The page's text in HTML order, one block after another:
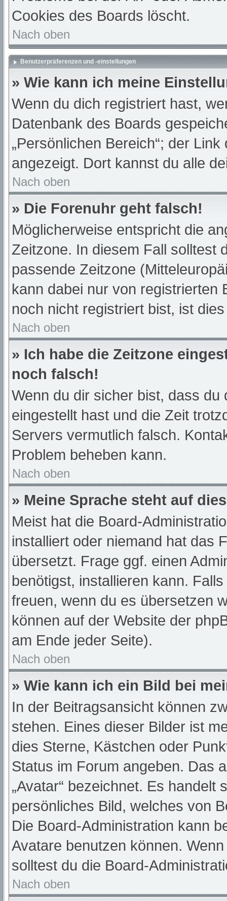
Cookies des Boards löscht.
Nach oben
Benutzerpräferenzen und -einstellungen
» Wie kann ich meine
Wenn du dich registriert hast,
Datenbank des Boards
„Persönlichen Bereich“; der
angezeigt. Dort kannst du alle
Nach oben
» Die Forenuhr geht falsch!
Möglicherweise entspricht die
Zeitzone. In diesem Fall solltest
passende Zeitzone
kann dabei nur von registrierten
noch nicht registriert bist, ist
Nach oben
» Ich habe die Zeitzone
noch falsch!
Wenn du dir sicher bist, dass
eingestellt hast und die Zeit
Servers vermutlich falsch.
Problem beheben kann.
Nach oben
» Meine Sprache steht auf
Meist hat die Board-
installiert oder niemand hat das
übersetzt. Frage ggf. einen
benötigst, installieren kann.
freuen, wenn du es übersetzen
können auf der Website der
am Ende jeder Seite).
Nach oben
» Wie kann ich ein Bild bei
In der Beitragsansicht können
stehen. Eines dieser Bilder ist
dies Sterne, Kästchen oder
Status im Forum angeben. Das
„Avatar“ bezeichnet. Es handelt
persönliches Bild, welches von
Die Board-Administration kann
Avatare benutzen können.
solltest du die Board-
Nach oben